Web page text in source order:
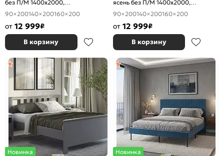
без П/М 1400x2000,
ортопедическое основание,
изголовье жесткое
90×200140×200160×200
от 12 999₽
В корзину
ясень без П/М 1400x2000,
ортопедическое основание,
изголовье жесткое
90×200140×200160×200
от 12 999₽
В корзину
Новинка
Новинка